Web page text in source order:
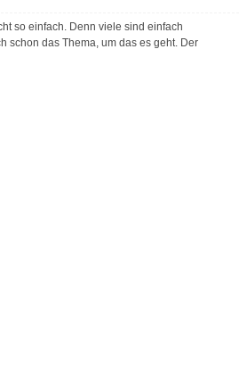
so einfach. Denn viele sind einfach
schon das Thema, um das es geht. Der